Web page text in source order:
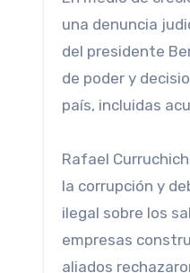
una denuncia
del presidente
de poder y
país, incluidas
Rafael
la corrupción y
ilegal sobre los
empresas
aliados